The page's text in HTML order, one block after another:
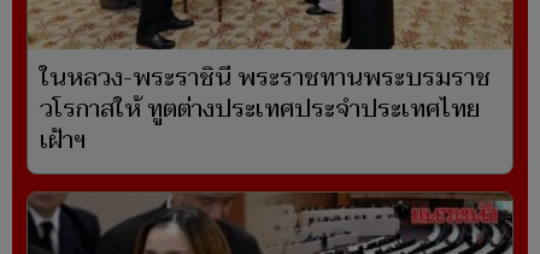
ในหลวง-พระราชินี พระราชทานพระบรมราช
วโรกาสให้ ทูตต่างประเทศประจำประเทศไทย
เฝ้าฯ